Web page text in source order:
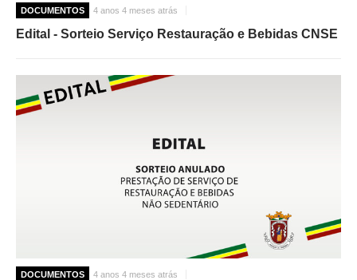
DOCUMENTOS 4 anos 4 meses atrás
Edital - Sorteio Serviço Restauração e Bebidas CNSE
DOCUMENTOS 4 anos 4 meses atrás